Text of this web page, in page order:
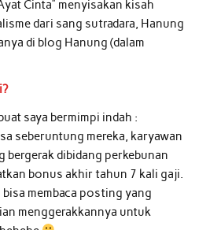
Cinta” menyisakan kisah
dari sang sutradara, Hanung
di blog Hanung (dalam
saya bermimpi indah :
seberuntung mereka, karyawan
bergerak dibidang perkebunan
bonus akhir tahun 7 kali gaji.
membaca posting yang
menggerakkannya untuk